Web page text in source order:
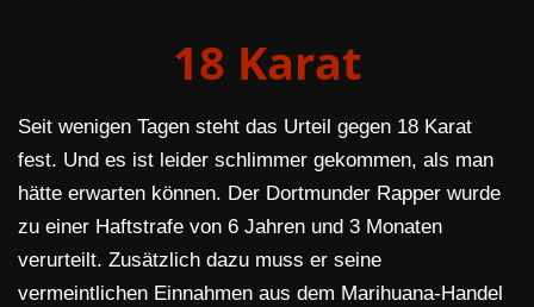
18 Karat
Seit wenigen Tagen steht das Urteil gegen 18 Karat
fest. Und es ist leider schlimmer gekommen, als man
hätte erwarten können. Der Dortmunder Rapper wurde
zu einer Haftstrafe von 6 Jahren und 3 Monaten
verurteilt. Zusätzlich dazu muss er seine
vermeintlichen Einnahmen aus dem Marihuana-Handel